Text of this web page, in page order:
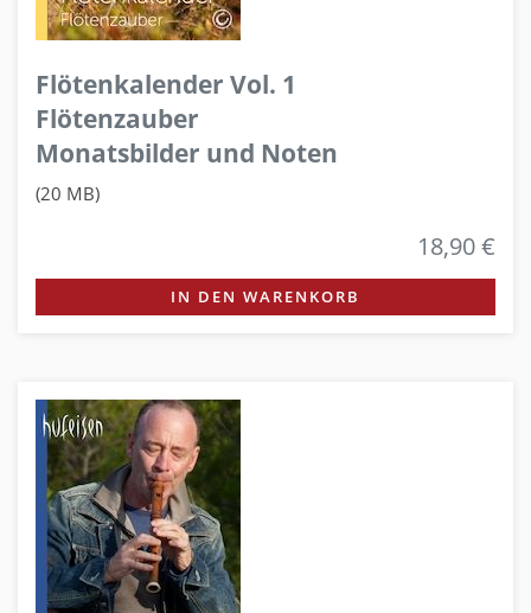
Flötenkalender Vol. 1
Flötenzauber
Monatsbilder und Noten
(20 MB)
18,90 €
IN DEN WARENKORB